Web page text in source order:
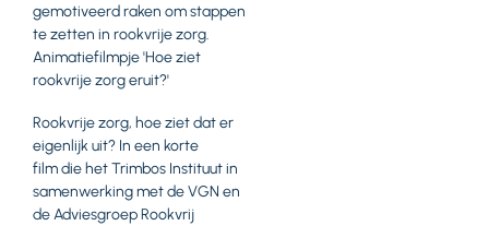
gemotiveerd raken om stappen
te zetten in rookvrije zorg.
Animatiefilmpje 'Hoe ziet
rookvrije zorg eruit?'
Rookvrije zorg, hoe ziet dat er
eigenlijk uit? In een korte
film die het Trimbos Instituut in
samenwerking met de VGN en
de Adviesgroep Rookvrij